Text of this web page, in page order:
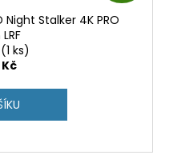
Stalker 4K PRO
(1 ks)